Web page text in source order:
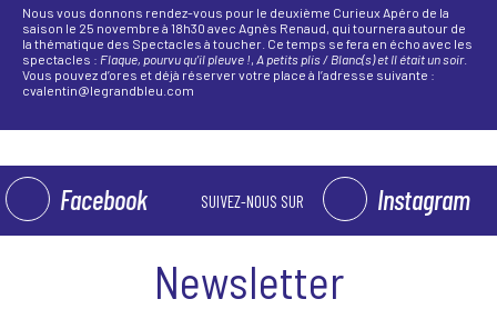
Nous vous donnons rendez-vous pour le deuxième Curieux Apéro de la
saison le 25 novembre à 18h30 avec Agnès Renaud, qui tournera autour de
la thématique des Spectacles à toucher. Ce temps se fera en écho avec les
spectacles : Flaque, pourvu qu’il pleuve !, A petits plis / Blanc(s) et Il était un soir.
Vous pouvez d’ores et déjà réserver votre place à l’adresse suivante :
cvalentin@legrandbleu.com
Facebook SUIVEZ-NOUS SUR Instagram
Newsletter